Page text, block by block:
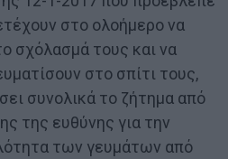
στο ολοήμερο να
σχόλασμά τους και να
στο σπίτι τους,
συνολικά το ζήτημα από
της ευθύνης για την
των γευμάτων από